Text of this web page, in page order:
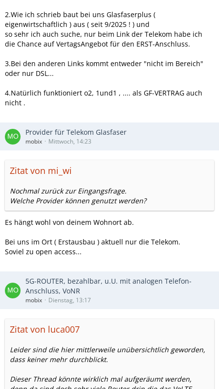
2.Wie ich schrieb baut bei uns Glasfaserplus (
eigenwirtschaftlich ) aus ( seit 9/2025 ! ) und
so sehr ich auch suche, nur beim Link der Telekom habe ich
die Chance auf VertagsAngebot für den ERST-Anschluss.
3.Bei den anderen Links kommt entweder "nicht im Bereich"
oder nur DSL...
4.Natürlich funktioniert o2, 1und1 , .... als GF-VERTRAG auch
nicht .
Provider für Telekom Glasfaser
mobix Mittwoch, 14:23
Zitat von mi_wi
Nochmal zurück zur Eingangsfrage.
Welche Provider können genutzt werden?
Es hängt wohl von deinem Wohnort ab.
Bei uns im Ort ( Erstausbau ) aktuell nur die Telekom.
Soviel zu open access...
5G-ROUTER, bezahlbar, u.U. mit analogen Telefon-
Anschluss, VoNR
mobix Dienstag, 13:17
Zitat von luca007
Leider sind die hier mittlerweile unübersichtlich geworden,
dass keiner mehr durchblickt.
Dieser Thread könnte wirklich mal aufgeräumt werden,